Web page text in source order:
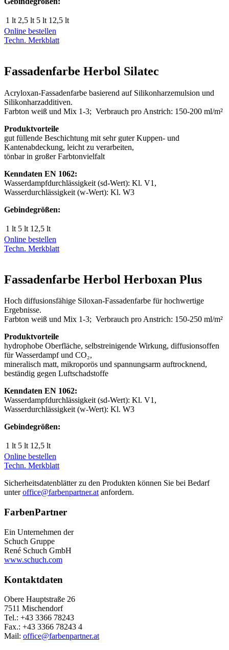
1 lt 2,5 lt 5 lt 12,5 lt
Online bestellen
Techn. Merkblatt
Fassadenfarbe Herbol Silatec
Acryloxan-Fassadenfarbe basierend auf Silikonharzemulsion und
Silikonharzadditiven.
Farbton weiß und Mix 1-3; Verbrauch pro Anstrich: 150-200 ml/m²
Produktvorteile
gut füllende Beschichtung mit sehr guter Kuppen- und
Kantenabdeckung, leicht zu verarbeiten,
tönbar in großer Farbtonvielfalt
Kenndaten EN 1062:
Wasserdampfdurchlässigkeit (sd-Wert): Kl. V1,
Wasserdurchlässigkeit (w-Wert): Kl. W3
Gebindegrößen:
1 lt 5 lt 12,5 lt
Online bestellen
Techn. Merkblatt
Fassadenfarbe Herbol Herboxan Plus
Hoch diffusionsfähige Siloxan-Fassadenfarbe für hochwertige
Ergebnisse.
Farbton weiß und Mix 1-3; Verbrauch pro Anstrich: 150-250 ml/m²
Produktvorteile
hydrophobe Oberfläche, selbstreinigende Wirkung, diffusionsoffen
für Wasserdampf und CO₂,
mineralisch matt, mikroporös und spannungsarm auftrocknend,
beständig gegen Luftschadstoffe
Kenndaten EN 1062:
Wasserdampfdurchlässigkeit (sd-Wert): Kl. V1,
Wasserdurchlässigkeit (w-Wert): Kl. W3
Gebindegrößen:
1 lt 5 lt 12,5 lt
Online bestellen
Techn. Merkblatt
Sicherheitsdatenblätter zu den Produkten können Sie bei Bedarf
unteroffice@farbenpartner.atanfordern.
FarbenPartner
Ein Unternehmen der
Schuch Gruppe
René Schuch GmbH
www.schuch.com
Kontaktdaten
Obere Hauptstraße 26
7511 Mischendorf
Tel.: +43 3366 78243
Fax.: +43 3366 78243 4
Mail: office@farbenpartner.at